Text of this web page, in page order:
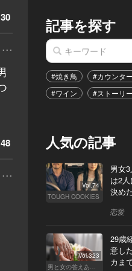
30
...
48
...
記事を探す
#焼き鳥 #カウンター
#ワイン
#ストーリー
人気の記事
Vol.74
TOUGH COOKIES
男女
は2
決め
恋愛
Vol.323
男と女の答えあわせ【Q】
29歳
意し
カま